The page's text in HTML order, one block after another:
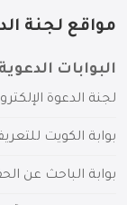
مواقع لجنة
البوابات الدعوية
لجنة الدعوة
بوابة الكويت
بوابة الباحث عن